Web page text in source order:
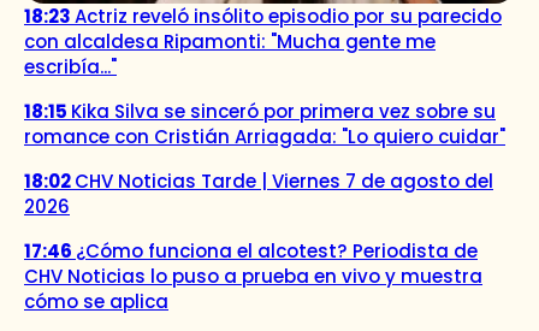
18:23Actriz reveló insólito episodio por su parecido
con alcaldesa Ripamonti: "Mucha gente me
escribía..."
18:15 Kika Silva se sinceró por primera vez sobre su
romance con Cristián Arriagada: "Lo quiero cuidar"
18:02CHV Noticias Tarde | Viernes 7 de agosto del
2026
17:46 ¿Cómo funciona el alcotest? Periodista de
CHV Noticias lo puso a prueba en vivo y muestra
cómo se aplica